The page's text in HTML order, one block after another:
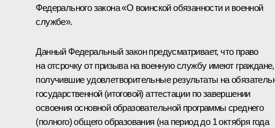
Федерального закона «О воинской обязанности и военной
службе».
Данный Федеральный закон предусматривает, что право
на отсрочку от призыва на военную службу имеют граждане,
получившие удовлетворительные результаты на
государственной (итоговой) аттестации по завершении
освоения основной образовательной программы среднего
(полного) общего образования (на период до 1 октября года